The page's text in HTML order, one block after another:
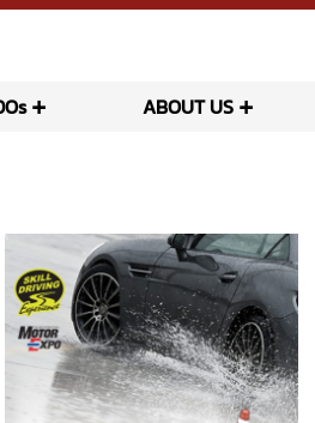
ABOUT US